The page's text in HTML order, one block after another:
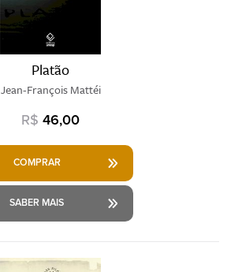
Platão
Jean-François Mattéi
R$ 46,00
COMPRAR
SABER MAIS